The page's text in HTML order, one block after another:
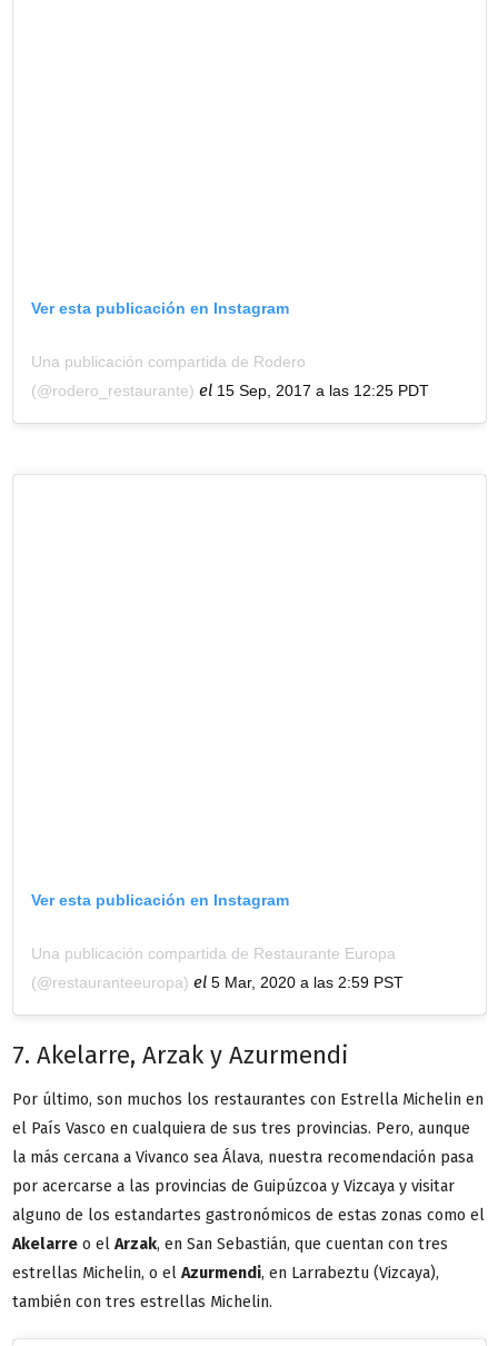
Ver esta publicación en Instagram
Una publicación compartida de Rodero
(@rodero_restaurante) el 15 Sep, 2017 a las 12:25 PDT
Ver esta publicación en Instagram
Una publicación compartida de Restaurante Europa
(@restauranteeuropa) el 5 Mar, 2020 a las 2:59 PST
7. Akelarre, Arzak y Azurmendi
Por último, son muchos los restaurantes con Estrella Michelin en
el País Vasco en cualquiera de sus tres provincias. Pero, aunque
la más cercana a Vivanco sea Álava, nuestra recomendación pasa
por acercarse a las provincias de Guipúzcoa y Vizcaya y visitar
alguno de los estandartes gastronómicos de estas zonas como el
Akelarre o el Arzak, en San Sebastián, que cuentan con tres
estrellas Michelin, o el Azurmendi, en Larrabeztu (Vizcaya),
también con tres estrellas Michelin.